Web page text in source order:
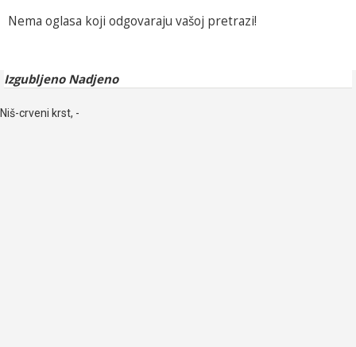
Nema oglasa koji odgovaraju vašoj pretrazi!
Izgubljeno Nadjeno
Niš-crveni krst, -